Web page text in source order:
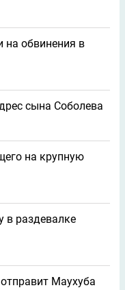
на обвинения в
сына Соболева
на крупную
в раздевалке
Маухуба